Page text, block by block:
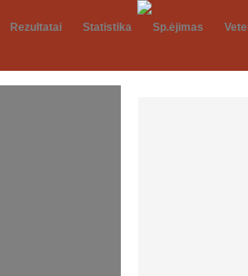
Rezultatai Statistika Sp.ėjimas